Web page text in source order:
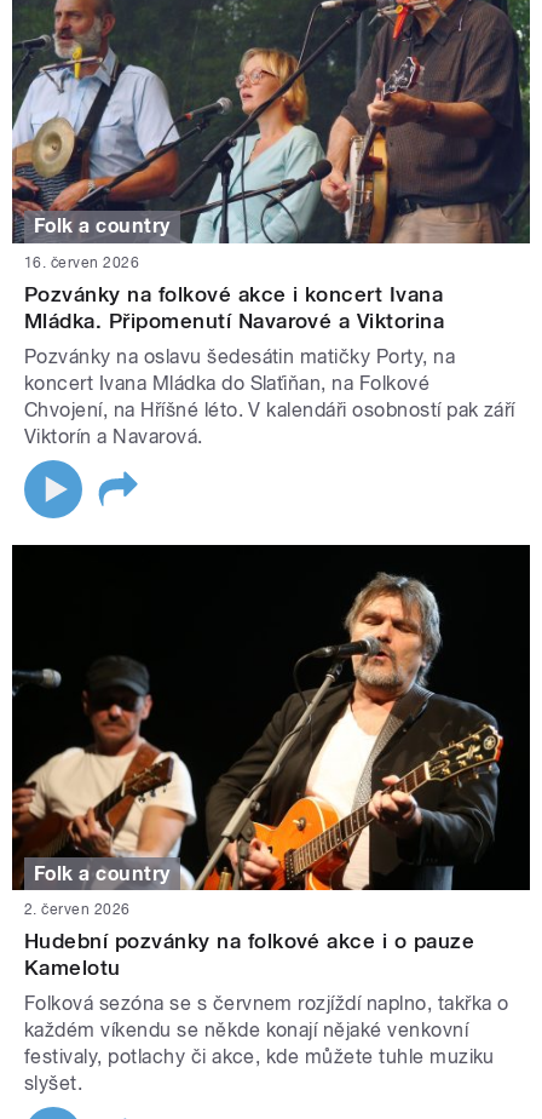
Folk a country
16. červen 2026
Pozvánky na folkové akce i koncert Ivana
Mládka. Připomenutí Navarové a Viktorina
Pozvánky na oslavu šedesátin matičky Porty, na
koncert Ivana Mládka do Slaťiňan, na Folkové
Chvojení, na Hříšné léto. V kalendáři osobností pak září
Viktorín a Navarová.
Folk a country
2. červen 2026
Hudební pozvánky na folkové akce i o pauze
Kamelotu
Folková sezóna se s červnem rozjíždí naplno, takřka o
každém víkendu se někde konají nějaké venkovní
festivaly, potlachy či akce, kde můžete tuhle muziku
slyšet.